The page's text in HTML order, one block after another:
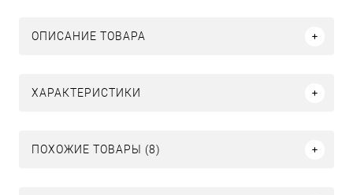
ОПИСАНИЕ ТОВАРА
ХАРАКТЕРИСТИКИ
ПОХОЖИЕ ТОВАРЫ (8)